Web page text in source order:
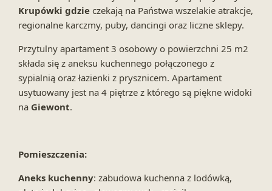
Krupówki gdzie czekają na Państwa wszelakie atrakcje,
regionalne karczmy, puby, dancingi oraz liczne sklepy.
Przytulny apartament 3 osobowy o powierzchni 25 m2
składa się z aneksu kuchennego połączonego z
sypialnią oraz łazienki z prysznicem. Apartament
usytuowany jest na 4 piętrze z którego są piękne widoki
na Giewont.
Pomieszczenia:
Aneks kuchenny: zabudowa kuchenna z lodówką,